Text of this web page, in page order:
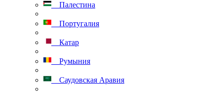
Палестина
Португалия
Катар
Румыния
Саудовская Аравия